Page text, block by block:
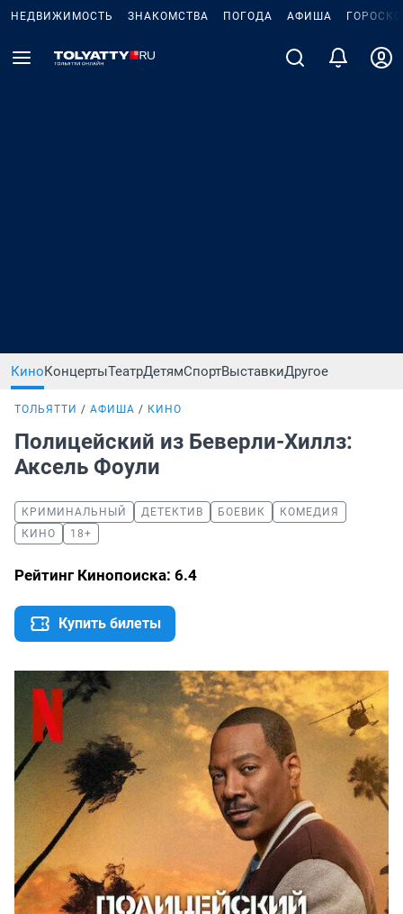
НЕДВИЖИМОСТЬ ЗНАКОМСТВА ПОГОДА АФИША
КиноКонцертыТеатрДетямСпортВыставкиДругое
ТОЛЬЯТТИ АФИША КИНО
Полицейский из Беверли-Хиллз:
Аксель Фоули
КРИМИНАЛЬНЫЙ ДЕТЕКТИВ БОЕВИК
КОМЕДИЯ
КИНО
18+
Рейтинг Кинопоиска: 6.4
Купить билеты